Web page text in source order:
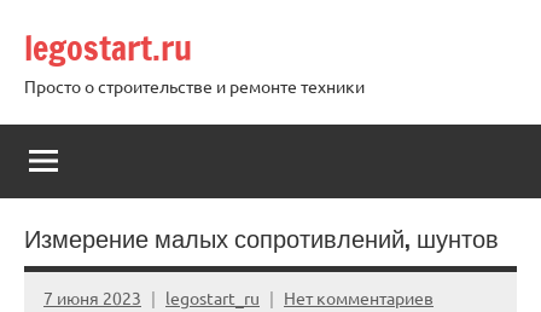
содержимому
legostart.ru
Просто о строительстве и ремонте техники
Измерение малых сопротивлений, шунтов
7 июня 2023 legostart_ru Нет комментариев